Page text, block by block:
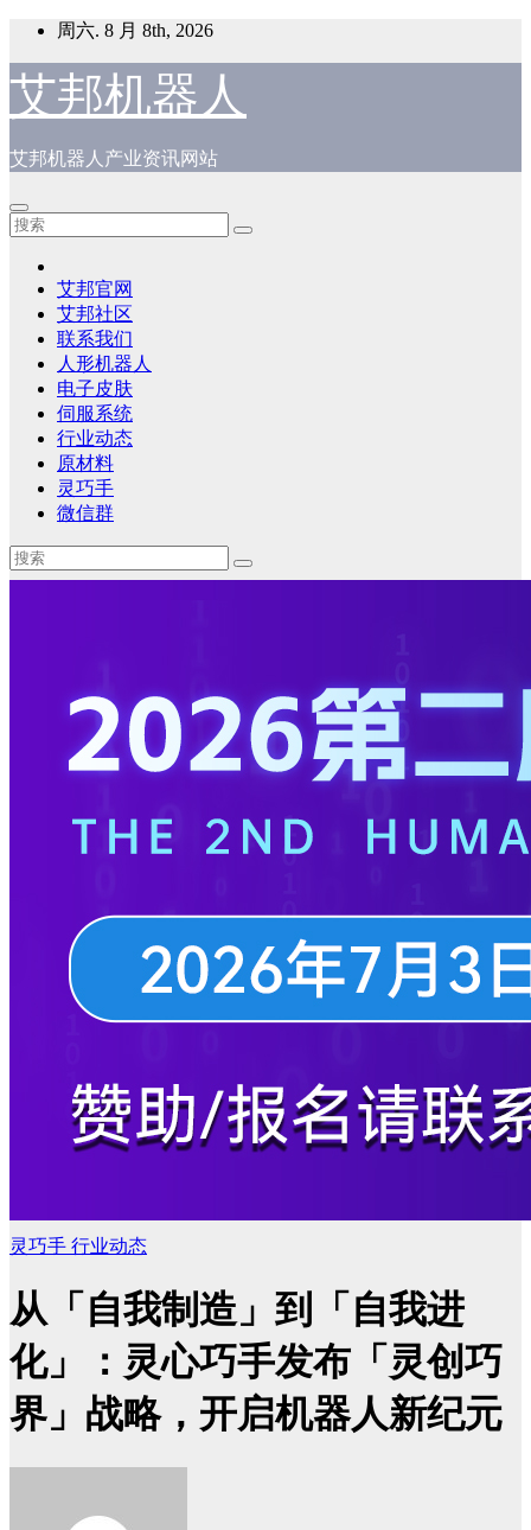
内
容
周六. 8 月 8th, 2026
艾邦机器人
艾邦机器人产业资讯网站
艾邦官网
艾邦社区
联系我们
人形机器人
电子皮肤
伺服系统
行业动态
原材料
灵巧手
微信群
灵巧手 行业动态
从「自我制造」到「自我进
化」：灵心巧手发布「灵创巧
界」战略，开启机器人新纪元